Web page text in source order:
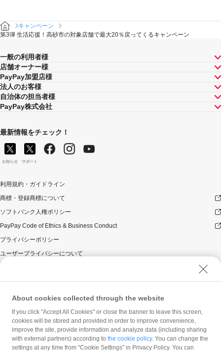
キャンペーン
第3弾 生活応援！高砂市の対象店舗で最大20％戻ってくるキャンペーン
一般の利用者様
店舗オーナー様
PayPay加盟店様
法人のお客様
自治体の担当者様
PayPay株式会社
最新情報をチェック！
お知らせ サポート
利用規約・ガイドライン
商標・登録商標について
ソフトバンク人権ポリシー
PayPay Code of Ethics & Business Conduct
プライバシーポリシー
ユーザープライバシーについて
ウェブサイト利用規約
反社会的勢力に対する方針
勧誘方針
マネロン等基本方針
カスタマーハラスメントに関する当社の考え方
About cookies collected through the website
If you click "Accept All Cookies" or close the banner to leave this screen,
cookies will be stored and provided in order to improve convenience,
improve the site, provide information and analyze data (including sharing
with external partners) according to the cookie policy. You can change the
settings at any time from "Cookie Settings" in Privacy Policy. You can